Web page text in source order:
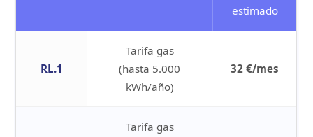
estimado
RL.1
Tarifa gas
(hasta 5.000
kWh/año)
32 €/mes
Tarifa gas